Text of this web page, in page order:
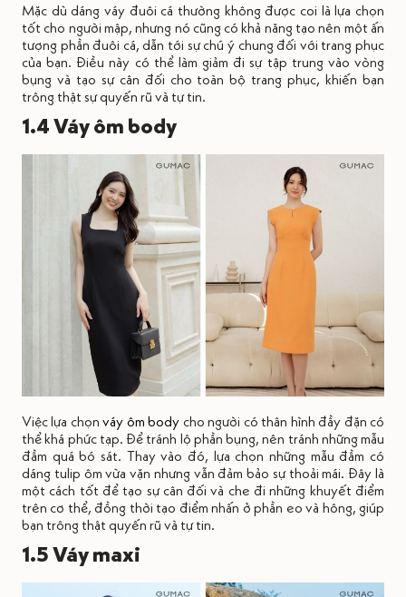
Mặc dù dáng váy đuôi cá thường không được coi là lựa chọn
tốt cho người mập, nhưng nó cũng có khả năng tạo nên một ấn
tượng phần đuôi cá, dẫn tới sự chú ý chung đối với trang phục
của bạn. Điều này có thể làm giảm đi sự tập trung vào vòng
bụng và tạo sự cân đối cho toàn bộ trang phục, khiến bạn
trông thật sự quyến rũ và tự tin.
1.4 Váy ôm body
Việc lựa chọnváy ôm body cho người có thân hình đầy đặn có
thể khá phức tạp. Để tránh lộ phần bụng, nên tránh những mẫu
đầm quá bó sát. Thay vào đó, lựa chọn những mẫu đầm có
dáng tulip ôm vừa vặn nhưng vẫn đảm bảo sự thoải mái. Đây là
một cách tốt để tạo sự cân đối và che đi những khuyết điểm
trên cơ thể, đồng thời tạo điểm nhấn ở phần eo và hông, giúp
bạn trông thật quyến rũ và tự tin.
1.5 Váy maxi